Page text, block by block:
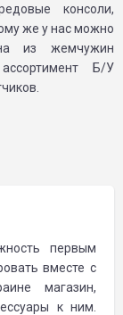
консоли,
же у нас можно
из жемчужин
Б/У
первым
вместе с
магазин,
к ним.